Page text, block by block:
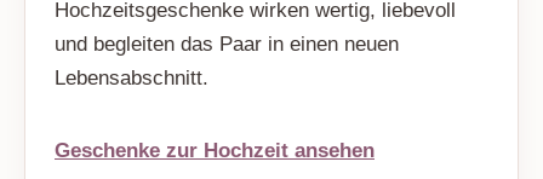
Hochzeitsgeschenke wirken wertig, liebevoll
und begleiten das Paar in einen neuen
Lebensabschnitt.
Geschenke zur Hochzeit ansehen